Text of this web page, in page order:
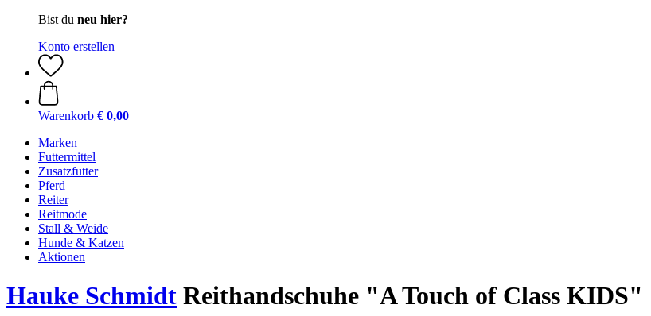
Bist du neu hier?
Konto erstellen
Warenkorb € 0,00
Marken
Futtermittel
Zusatzfutter
Pferd
Reiter
Reitmode
Stall & Weide
Hunde & Katzen
Aktionen
Hauke Schmidt Reithandschuhe "A Touch of Class KIDS"